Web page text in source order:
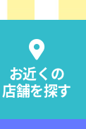

お近くの
店舗を探す